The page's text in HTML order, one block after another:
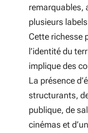
remarquables,
plusieurs
Cette richesse
l’identité du
implique des
La présence
structurants,
publique, de
cinémas et